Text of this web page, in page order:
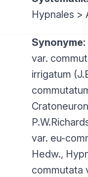
Hypnales >
Synonyme:
var.
irrigatum
var. eu-
Hedw.,
commutata